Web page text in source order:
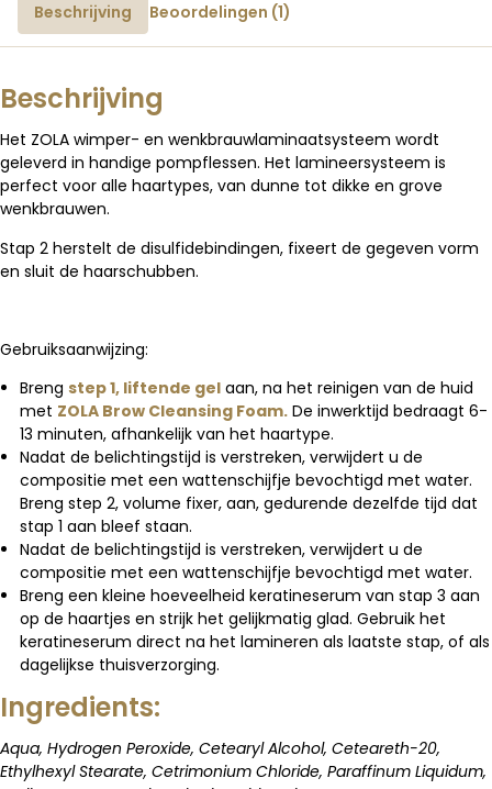
Beschrijving Beoordelingen (1)
Beschrijving
Het ZOLA wimper- en wenkbrauwlaminaatsysteem wordt
geleverd in handige pompflessen. Het lamineersysteem is
perfect voor alle haartypes, van dunne tot dikke en grove
wenkbrauwen.
Stap 2 herstelt de disulfidebindingen, fixeert de gegeven vorm
en sluit de haarschubben.
Gebruiksaanwijzing:
Breng step 1, liftende gel aan, na het reinigen van de huid
met ZOLA Brow Cleansing Foam. De inwerktijd bedraagt 6-
13 minuten, afhankelijk van het haartype.
Nadat de belichtingstijd is verstreken, verwijdert u de
compositie met een wattenschijfje bevochtigd met water.
Breng step 2, volume fixer, aan, gedurende dezelfde tijd dat
stap 1 aan bleef staan.
Nadat de belichtingstijd is verstreken, verwijdert u de
compositie met een wattenschijfje bevochtigd met water.
Breng een kleine hoeveelheid keratineserum van stap 3 aan
op de haartjes en strijk het gelijkmatig glad. Gebruik het
keratineserum direct na het lamineren als laatste stap, of als
dagelijkse thuisverzorging.
Ingredients:
Aqua, Hydrogen Peroxide, Cetearyl Alcohol, Ceteareth-20,
Ethylhexyl Stearate, Cetrimonium Chloride, Paraffinum Liquidum,